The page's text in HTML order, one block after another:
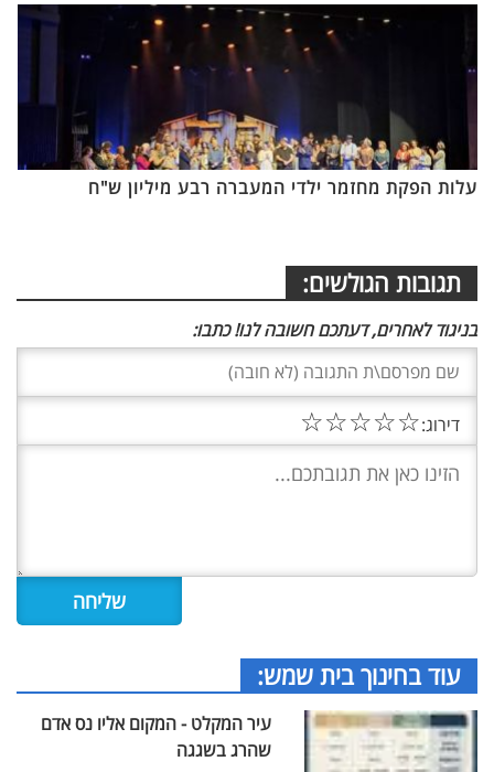
עלות הפקת מחזמר ילדי המעברה רבע מיליון ש"ח
תגובות הגולשים:
בניגוד לאחרים, דעתכם חשובה לנו! כתבו:
דירוג:☆
☆
☆
☆
☆
עוד בחינוך בית שמש:
עיר המקלט - המקום אליו נס אדם
שהרג בשגגה